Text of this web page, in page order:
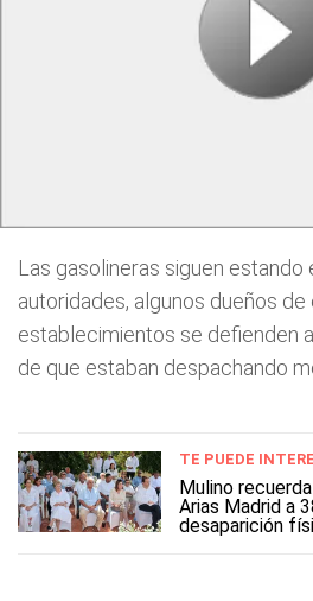
Las gasolineras siguen estando
autoridades, algunos dueños de
establecimientos se defienden
de que estaban despachando
TE PUEDE
Mulino
Arias Madrid a
desaparición